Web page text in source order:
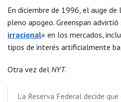
En diciembre de 1996, el auge
pleno apogeo. Greenspan advirtió
irracional» en los mercados,
tipos de interés artificialmente
Otra vez del NYT.
La Reserva Federal decide